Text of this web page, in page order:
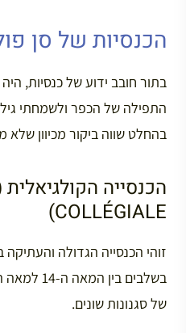
הכנסיות של סן
בתור חובב ידוע של כנסיות,
התפילה של הכפר ולשמחתי
בהחלט שווה ביקור מכיוון שלא
COLLÉGIALE)
זוהי הכנסייה הגדולה
של סגנונות שונים.